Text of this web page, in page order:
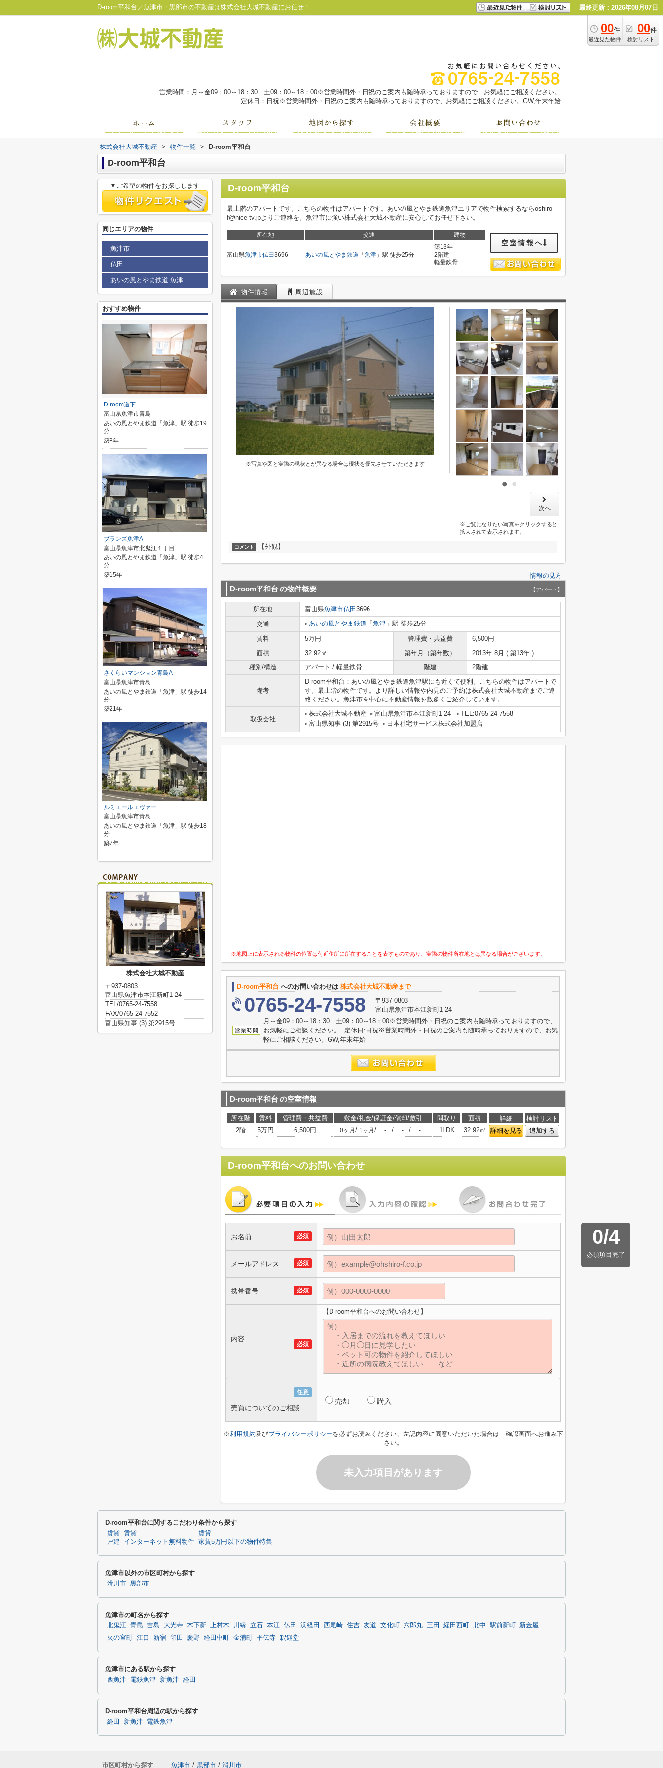
D-room平和台／魚津市・黒部市の不動産は株式会社大城不動産にお任せ！ 最終更新：2026年08月07日
00件
最近見た物件
00件
検討リスト
営業時間：月～金09：00～18：30 土09：00～18：00※営業時間外・日祝のご案内も随時承っておりますので、お気軽にご相談ください。
定休日：日祝※営業時間外・日祝のご案内も随時承っておりますので、お気軽にご相談ください。GW,年末年始
株式会社大城不動産 > 物件一覧 > D-room平和台
D-room平和台
D-room平和台
最上階のアパートです。こちらの物件はアパートです。あいの風とやま鉄道魚津エリアで物件検索するならoshiro-
f@nice-tv.jpよりご連絡を。魚津市に強い株式会社大城不動産に安心してお任せ下さい。
所在地 交通 建物
富山県魚津市仏田3696 あいの風とやま鉄道 「 魚津 」駅 徒歩25分
築13年
2階建
軽量鉄骨
空室情報へ
物件情報 周辺施設
※写真や図と実際の現状とが異なる場合は現状を優先させていただきます
次へ
※ご覧になりたい写真をクリックすると
拡大されて表示されます。
コメント 【外観】
情報の見方
D-room平和台 の物件概要 【アパート】
所在地 富山県魚津市仏田 3696
交通
あいの風とやま鉄道 「 魚津 」駅 徒歩25分
賃料 5万円 管理費・共益費
6,500円
面積
32.92㎡ 築年月（築年数）
2013年 8月 ( 築13年 )
種別/構造
アパート / 軽量鉄骨 階建 2階建
備考
D-room平和台：あいの風とやま鉄道魚津駅にも近くて便利。こちらの物件はアパートで
す。最上階の物件です。より詳しい情報や内見のご予約は株式会社大城不動産までご連
絡ください。魚津市を中心に不動産情報を数多くご紹介しています。
取扱会社
株式会社大城不動産 富山県魚津市本江新町1-24
TEL:0765-24-7558
富山県知事 (3) 第2915号
日本社宅サービス株式会社加盟店
※地図上に表示される物件の位置は付近住所に所在することを表すものであり、実際の物件所在地とは異なる場合がございます。
D-room平和台 へのお問い合わせは 株式会社大城不動産まで
0765-24-7558
〒937-0803
富山県魚津市本江新町1-24
月～金09：00～18：30 土09：00～18：00※営業時間外・日祝のご案内も随時承っておりますので、
お気軽にご相談ください。 定休日:日祝※営業時間外・日祝のご案内も随時承っておりますので、お気
軽にご相談ください。GW,年末年始
D-room平和台 の空室情報
所在階 賃料 管理費・共益費 敷金/礼金/保証金/償却/敷引 間取り 面積 詳細
検討リスト
2階
5万円 6,500円 0ヶ月 / 1ヶ月 / - / - / - 1LDK 32.92㎡ 詳細を見る 追加する
D-room平和台へのお問い合わせ
0/4
必須項目完了
必須
お名前
必須
メールアドレス
必須
携帯番号
必須
内容
【D-room平和台へのお問い合わせ】
任意
売買についてのご相談
売却 購入
※利用規約及びプライバシーポリシーを必ずお読みください。左記内容に同意いただいた場合は、確認画面へお進み下
さい。
未入力項目があります
▼ご希望の物件をお探しします
同じエリアの物件
魚津市
仏田
あいの風とやま鉄道 魚津
おすすめ物件
D-room道下
富山県魚津市青島
あいの風とやま鉄道「魚津」駅 徒歩19
分
築8年
ブランズ魚津A
富山県魚津市北鬼江１丁目
あいの風とやま鉄道「魚津」駅 徒歩4
分
築15年
さくらいマンション青島A
富山県魚津市青島
あいの風とやま鉄道「魚津」駅 徒歩14
分
築21年
ルミエールエヴァー
富山県魚津市青島
あいの風とやま鉄道「魚津」駅 徒歩18
分
築7年
株式会社大城不動産
〒937-0803
富山県魚津市本江新町1-24
TEL/0765-24-7558
FAX/0765-24-7552
富山県知事 (3) 第2915号
D-room平和台に関するこだわり条件から探す
賃貸
戸建
賃貸
インターネット無料物件
賃貸
家賃5万円以下の物件特集
魚津市以外の市区町村から探す
滑川市 黒部市
魚津市の町名から探す
北鬼江 青島 吉島 大光寺 木下新 上村木 川縁 立石 本江 仏田 浜経田 西尾崎 住吉 友道 文化町 六郎丸 三田 経田西町 北中 駅前新町
新金屋
火の宮町
江口 新宿 印田 慶野 経田中町 金浦町 平伝寺 釈迦堂
魚津市にある駅から探す
西魚津 電鉄魚津 新魚津 経田
D-room平和台周辺の駅から探す
経田 新魚津 電鉄魚津
市区町村から探す 魚津市 / 黒部市 / 滑川市